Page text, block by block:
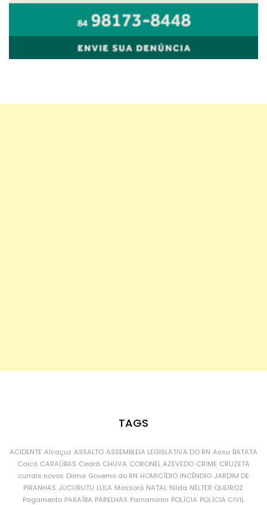
TAGS
ACIDENTE Alcaçuz ASSALTO ASSEMBLEIA LEGISLATIVA DO RN Assu BATATA
Caicó CARAÚBAS Ceará CHUVA CORONEL AZEVEDO CRIME CRUZETA
currais novos Dilma Governo do RN HOMICÍDIO INCÊNDIO JARDIM DE
PIRANHAS JUCURUTU LULA Mossoró NATAL Nilda NÉLTER QUEIROZ
Pagamento PARAÍBA PARELHAS Parnamirim POLÍCIA POLÍCIA CIVIL